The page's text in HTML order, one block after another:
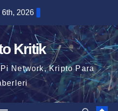
6th, 2026
Kritik
Network, Kripto Para